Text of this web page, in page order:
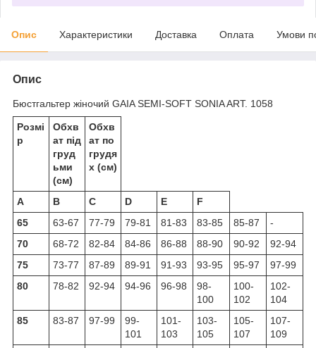
Опис Характеристики Доставка Оплата Умови
Опис
Бюстгальтер жіночий GAIA SEMI-SOFT SONIA ART. 1058
Розмі
р
Обхв
ат під
груд
ьми
(см)
Обхв
ат по
грудя
х (см)
A B C D E
F
65
63-67 77-79 79-81 81-83 83-85 85-87
-
70
68-72 82-84 84-86 86-88 88-90 90-92
92-94
75
73-77 87-89 89-91 91-93 93-95 95-97
97-99
80
78-82 92-94 94-96 96-98
98-
100
100-
102
102-
104
85
83-87 97-99
99-
101
101-
103
103-
105
105-
107
107-
109